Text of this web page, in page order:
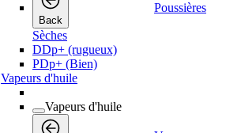
Back
Poussières
Sèches
DDp+ (rugueux)
PDp+ (Bien)
Vapeurs d'huile
Vapeurs d'huile